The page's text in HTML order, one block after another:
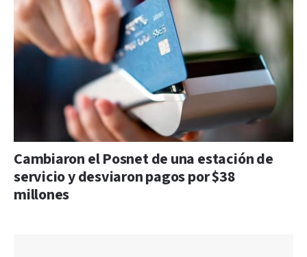
Cambiaron el Posnet de una estación de
servicio y desviaron pagos por $38
millones